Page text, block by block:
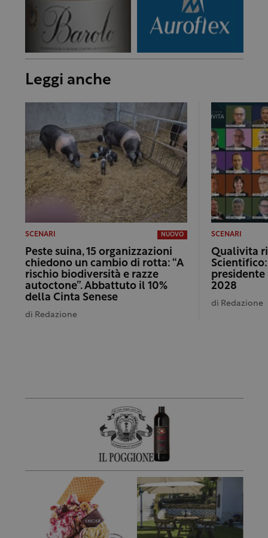
Leggi anche
SCENARI NUOVO
Peste suina, 15 organizzazioni
chiedono un cambio di rotta: “A
rischio biodiversità e razze
autoctone”. Abbattuto il 10%
della Cinta Senese
di Redazione
SCENARI
Qualivita
2028
di Redazione